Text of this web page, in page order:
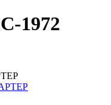
1972